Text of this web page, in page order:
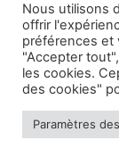
Nous utilisons
offrir
préférences et
"Accepter
les cookies.
des cookies"
Paramètres